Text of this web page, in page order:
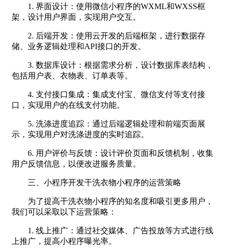
1. 界面设计：使用微信小程序的WXML和WXSS框
架，设计用户界面，实现用户交互。
2. 后端开发：使用云开发的后端框架，进行数据存
储、业务逻辑处理和API接口的开发。
3. 数据库设计：根据需求分析，设计数据库表结构，
包括用户表、衣物表、订单表等。
4. 支付接口集成：集成支付宝、微信支付等支付接
口，实现用户的在线支付功能。
5. 洗涤进度追踪：通过后端逻辑处理和前端页面展
示，实现用户对洗涤进度的实时追踪。
6. 用户评价与反馈：设计评价页面和反馈机制，收集
用户反馈信息，以便改进服务质量。
三、小程序开发干洗衣物小程序的运营策略
为了提高干洗衣物小程序的知名度和吸引更多用户，
我们可以采取以下运营策略：
1. 线上推广：通过社交媒体、广告投放等方式进行线
上推广，提高小程序曝光率。